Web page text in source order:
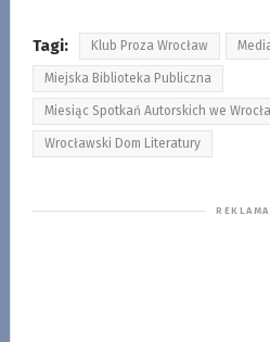
Tagi: Klub Proza Wrocław
Miejska Biblioteka Publiczna
Miesiąc Spotkań Autorskich we
Wrocławski Dom Literatury